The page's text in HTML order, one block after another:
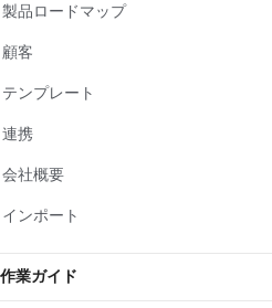
製品ロードマップ
顧客
テンプレート
連携
会社概要
インポート
作業ガイド